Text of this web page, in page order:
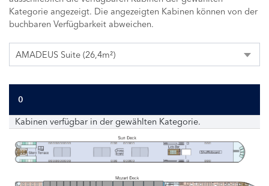
Kategorie angezeigt. Die angezeigten Kabinen können von der
buchbaren Verfügbarkeit abweichen.
AMADEUS Suite (26,4m²)
0
Kabinen verfügbar in der gewählten Kategorie.